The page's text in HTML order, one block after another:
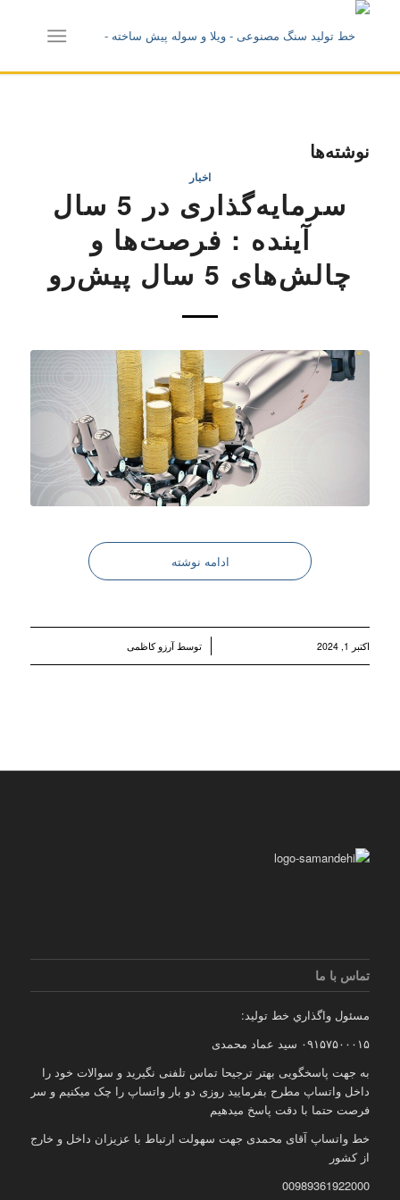
نوشته‌ها
اخبار
سرمایه‌گذاری در 5 سال
آینده : فرصت‌ها و
چالش‌های 5 سال پیش‌رو
ادامه نوشته
اکتبر 1, 2024 توسطآرزو کاظمی
تماس با ما
مسئول واگذاري خط توليد:
۰۹۱۵۷۵۰۰۰۱۵ سید عماد محمدی
به جهت پاسخگویی بهتر ترجیحا تماس تلفنی نگیرید و سوالات خود را
داخل واتساپ مطرح بفرمایید روزی دو بار واتساپ را چک میکنیم و سر
فرصت حتما با دقت پاسخ میدهیم
خط واتساپ آقای محمدی جهت سهولت ارتباط با عزیزان داخل و خارج
از کشور
00989361922000